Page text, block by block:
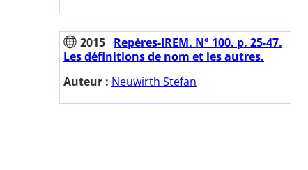
2015 Repères-IREM. N° 100. p. 25-47.
Les définitions de nom et les autres.
Auteur : Neuwirth Stefan